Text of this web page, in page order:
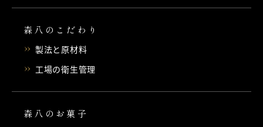
森八のこだわり
製法と原材料
工場の衛生管理
森八のお菓子